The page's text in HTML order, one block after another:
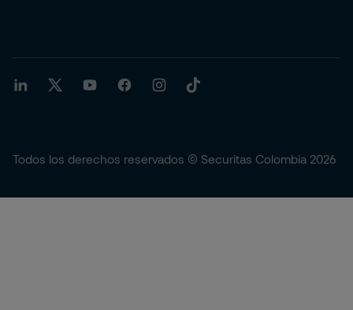
Todos los derechos reservados © Securitas Colombia 2026